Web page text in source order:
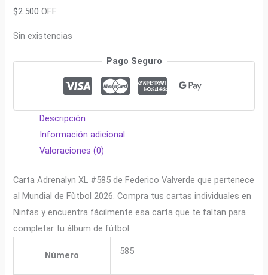
$2.500 OFF
Sin existencias
Pago Seguro
Descripción
Información adicional
Valoraciones (0)
Carta Adrenalyn XL #585 de Federico Valverde que pertenece
al Mundial de Fùtbol 2026. Compra tus cartas individuales en
Ninfas y encuentra fácilmente esa carta que te faltan para
completar tu álbum de fútbol
Número 585